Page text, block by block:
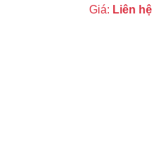
Giá: Liên hệ